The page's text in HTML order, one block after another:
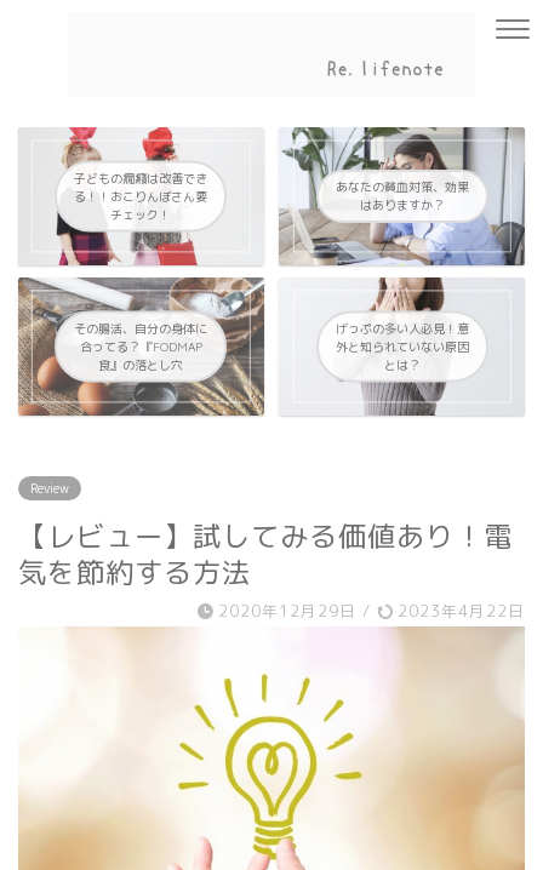
子どもの癇癪は改善でき
る！！おこりんぼさん要
チェック！
あなたの貧血対策、効果
はありますか？
その腸活、自分の身体に
合ってる？『FODMAP
食』の落とし穴
げっぷの多い人必見！意
外と知られていない原因
とは？
Review
【レビュー】試してみる価値あり！電
気を節約する方法
2020年12月29日 / 2023年4月22日